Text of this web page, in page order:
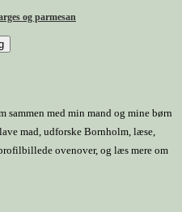
og parmesan
sammen med min mand og mine børn
mad, udforske Bornholm, læse,
ovenover, og læs mere om